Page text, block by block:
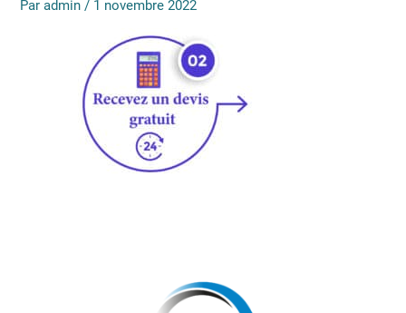
Paradmin/ 1 novembre 2022